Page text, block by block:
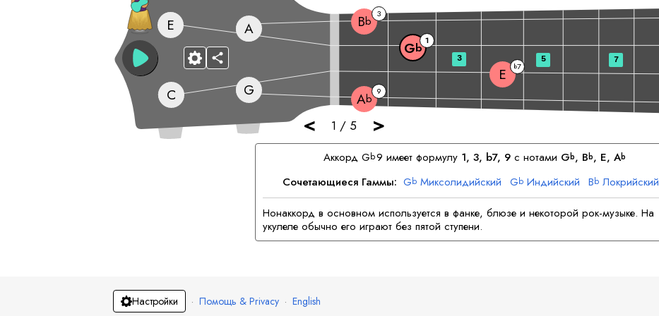
< 1 / 5 >
G Ab 9
C
E b7
E
Gb 1
A Bb 3
3 5 7
АккордGb9 имеет формулу 1, 3, b7, 9с нотами Gb, Bb, E, Ab
Сочетающиеся Гаммы: Gb Миксолидийский Gb Индийский Bb Локрийский
B Арабский E Лидийский E Арабский A Минор A Индийский
Нонаккорд в основном используется в фанке, блюзе и некоторой рок-музыке. На
укулеле обычно его играют без пятой ступени.
Настройки · Помощь & Privacy · English